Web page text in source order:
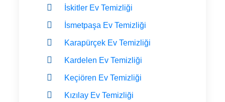
İskitler Ev Temizliği
İsmetpaşa Ev Temizliği
Karapürçek Ev Temizliği
Kardelen Ev Temizliği
Keçiören Ev Temizliği
Kızılay Ev Temizliği